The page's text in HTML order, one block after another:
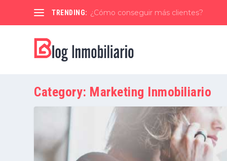
TRENDING: ¿Cómo conseguir más clientes?
Category: Marketing Inmobiliario